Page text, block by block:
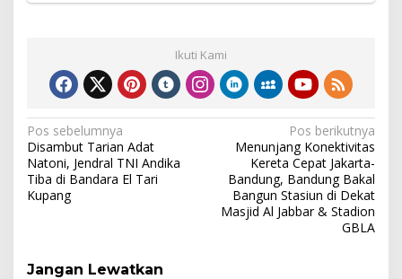
Ikuti Kami
Navigasi
pos
Pos sebelumnya
Disambut Tarian Adat
Natoni, Jendral TNI Andika
Tiba di Bandara El Tari
Kupang
Pos berikutnya
Menunjang Konektivitas
Kereta Cepat Jakarta-
Bandung, Bandung Bakal
Bangun Stasiun di Dekat
Masjid Al Jabbar & Stadion
GBLA
Jangan Lewatkan